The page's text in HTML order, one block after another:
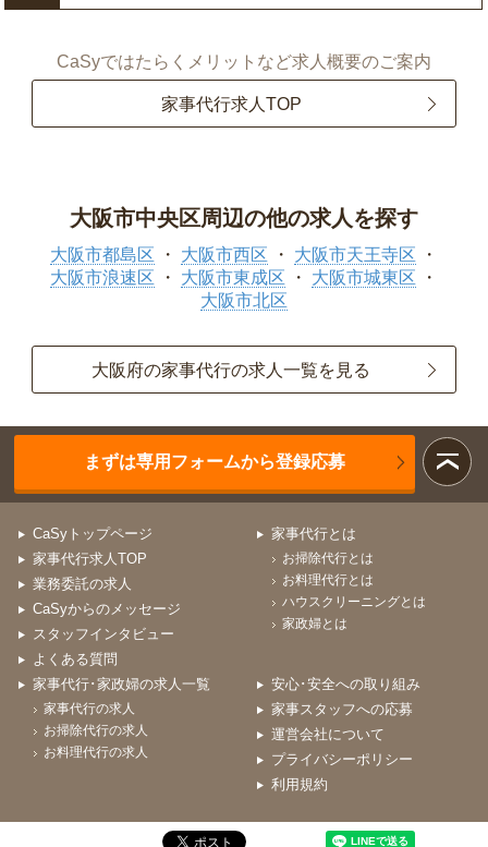
CaSyではたらくメリットなど求人概要のご案内
家事代行求人TOP
大阪市中央区周辺の他の求人を探す
大阪市都島区 大阪市西区
大阪市天王寺区
大阪市浪速区
大阪市東成区
大阪市城東区
大阪市北区
大阪府の家事代行の求人一覧を見る
まずは専用フォームから登録応募
CaSyトップページ
家事代行求人TOP
業務委託の求人
CaSyからのメッセージ
スタッフインタビュー
よくある質問
家事代行とは
お掃除代行とは
お料理代行とは
ハウスクリーニングとは
家政婦とは
家事代行･家政婦の求人一覧
家事代行の求人
お掃除代行の求人
お料理代行の求人
安心･安全への取り組み
家事スタッフへの応募
運営会社について
プライバシーポリシー
利用規約